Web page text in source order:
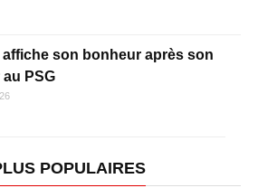
affiche son bonheur après son
PSG
POPULAIRES